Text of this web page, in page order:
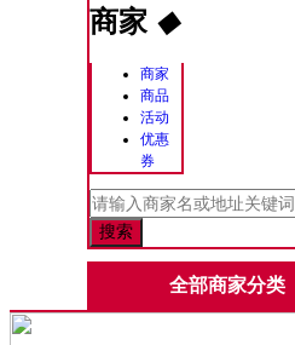
商家 ◆
商家
商品
活动
优惠
券
全部商家分类